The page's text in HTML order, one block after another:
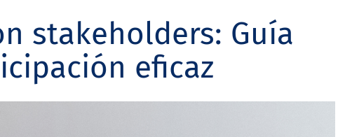
stakeholders: Guía
eficaz